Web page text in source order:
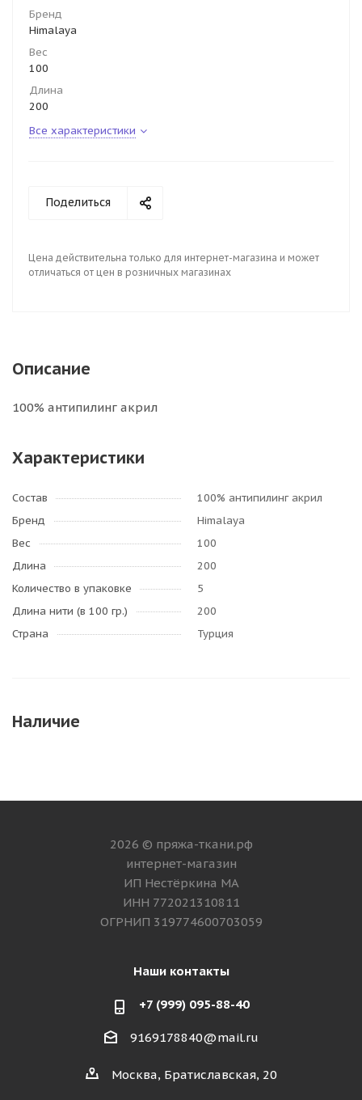
Бренд
Himalaya
Вес
100
Длина
200
Все характеристики
Поделиться
Цена действительна только для интернет-магазина и может
отличаться от цен в розничных магазинах
Описание
100% антипилинг акрил
Характеристики
Состав
100% антипилинг акрил
Бренд
Himalaya
Вес
100
Длина
200
Количество в упаковке
5
Длина нити (в 100 гр.)
200
Страна
Турция
Наличие
2026 © пряжа-ткани.рф
интернет-магазин
ИП Нестёркина МА
ИНН 772021310811
ОГРНИП 319774600703059
Наши контакты
+7 (999) 095-88-40
9169178840@mail.ru
Москва, Братиславская, 20